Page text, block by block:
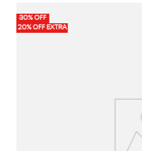
30% OFF
20% OFF EXTRA